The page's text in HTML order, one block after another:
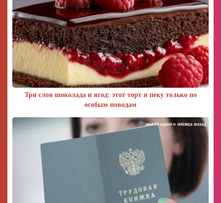
Три слоя шоколада и ягод: этот торт я пеку только по
особым поводам
около одного месяца назад